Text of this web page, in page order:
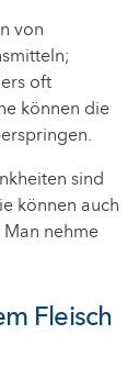
von
oft
können die
sind
können auch
nehme
Fleisch